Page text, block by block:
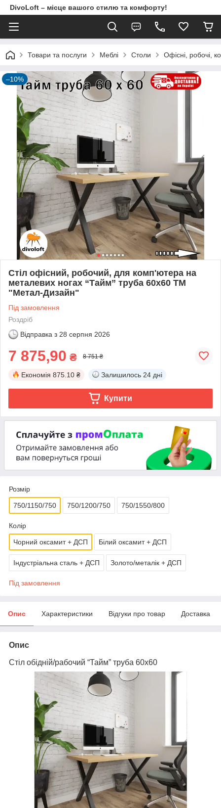
DivoLoft – місце вашого стилю та комфорту!
Товари та послуги Meблi Столи Офісні, робочі,
–10%
Стіл офісний, робочий, для комп'ютера на
металевих ногах “Тайм” труба 60x60 ТМ
"Метал-Дизайн"
Під замовлення
Роздріб
Відправка з 28 серпня 2026
7 875,90 ₴ 8 751 ₴
Економія 875.10 ₴ Залишилось 24 дні
Купити
Розмір
750/1150/750 750/1200/750 750/1550/800
Колір
Чорний оксамит + ДСП Білий оксамит + ДСП
Індустріальна сталь + ДСП Золото/металік + ДСП
Під замовлення
Опис Характеристики Відгуки про товар Доставка
Опис
Стіл обідній/рабочий “Тайм” труба 60x60